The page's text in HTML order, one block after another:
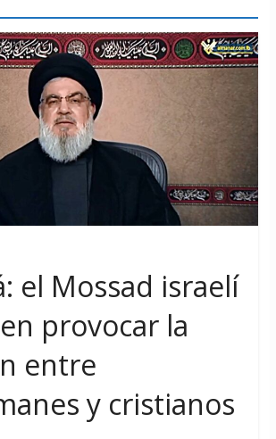
el Mossad israelí
provocar la
entre
y cristianos